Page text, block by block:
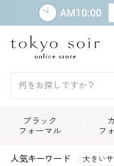
ブラック
フォーマル
フ
人気キーワード 大きい